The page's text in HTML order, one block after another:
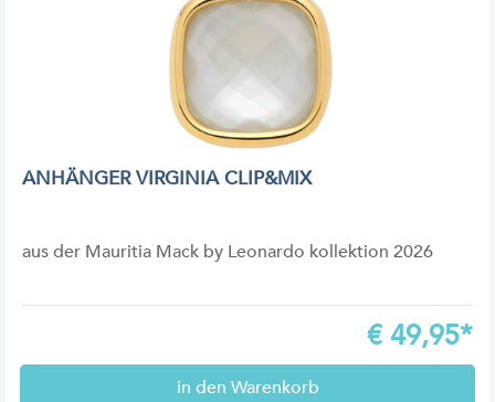
ANHÄNGER VIRGINIA CLIP&MIX
aus der Mauritia Mack by Leonardo kollektion 2026
€ 49,95*
in den Warenkorb